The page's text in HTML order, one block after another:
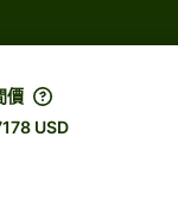
價
USD